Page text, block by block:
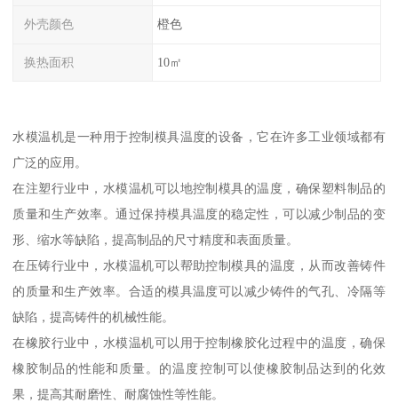
外壳颜色 橙色
换热面积 10㎡
水模温机是一种用于控制模具温度的设备，它在许多工业领域都有
广泛的应用。
在注塑行业中，水模温机可以地控制模具的温度，确保塑料制品的
质量和生产效率。通过保持模具温度的稳定性，可以减少制品的变
形、缩水等缺陷，提高制品的尺寸精度和表面质量。
在压铸行业中，水模温机可以帮助控制模具的温度，从而改善铸件
的质量和生产效率。合适的模具温度可以减少铸件的气孔、冷隔等
缺陷，提高铸件的机械性能。
在橡胶行业中，水模温机可以用于控制橡胶化过程中的温度，确保
橡胶制品的性能和质量。的温度控制可以使橡胶制品达到的化效
果，提高其耐磨性、耐腐蚀性等性能。